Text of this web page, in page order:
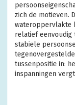
zich de motieven.
wateroppervlakte
relatief eenvoudig
stabiele
tussenpositie in:
inspanningen